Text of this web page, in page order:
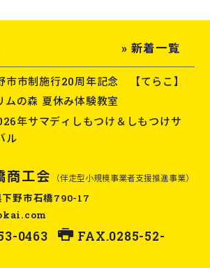
» 新着一覧
市市制施行20周年記念 【てらこ】
ムの森 夏休み体験教室
年サマディしもつけ＆しもつけサ
ル
商工会 （伴走型小規模事業者支援推進事業）
野市石橋790-17
0463
FAX.0285-52-